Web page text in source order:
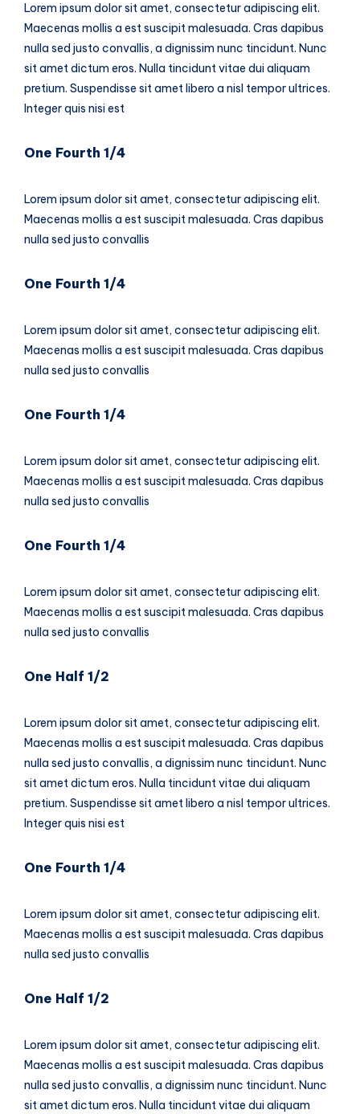
Lorem ipsum dolor sit amet, consectetur adipiscing elit.
Maecenas mollis a est suscipit malesuada. Cras dapibus
nulla sed justo convallis, a dignissim nunc tincidunt. Nunc
sit amet dictum eros. Nulla tincidunt vitae dui aliquam
pretium. Suspendisse sit amet libero a nisl tempor ultrices.
Integer quis nisi est
One Fourth 1/4
Lorem ipsum dolor sit amet, consectetur adipiscing elit.
Maecenas mollis a est suscipit malesuada. Cras dapibus
nulla sed justo convallis
One Fourth 1/4
Lorem ipsum dolor sit amet, consectetur adipiscing elit.
Maecenas mollis a est suscipit malesuada. Cras dapibus
nulla sed justo convallis
One Fourth 1/4
Lorem ipsum dolor sit amet, consectetur adipiscing elit.
Maecenas mollis a est suscipit malesuada. Cras dapibus
nulla sed justo convallis
One Fourth 1/4
Lorem ipsum dolor sit amet, consectetur adipiscing elit.
Maecenas mollis a est suscipit malesuada. Cras dapibus
nulla sed justo convallis
One Half 1/2
Lorem ipsum dolor sit amet, consectetur adipiscing elit.
Maecenas mollis a est suscipit malesuada. Cras dapibus
nulla sed justo convallis, a dignissim nunc tincidunt. Nunc
sit amet dictum eros. Nulla tincidunt vitae dui aliquam
pretium. Suspendisse sit amet libero a nisl tempor ultrices.
Integer quis nisi est
One Fourth 1/4
Lorem ipsum dolor sit amet, consectetur adipiscing elit.
Maecenas mollis a est suscipit malesuada. Cras dapibus
nulla sed justo convallis
One Half 1/2
Lorem ipsum dolor sit amet, consectetur adipiscing elit.
Maecenas mollis a est suscipit malesuada. Cras dapibus
nulla sed justo convallis, a dignissim nunc tincidunt. Nunc
sit amet dictum eros. Nulla tincidunt vitae dui aliquam